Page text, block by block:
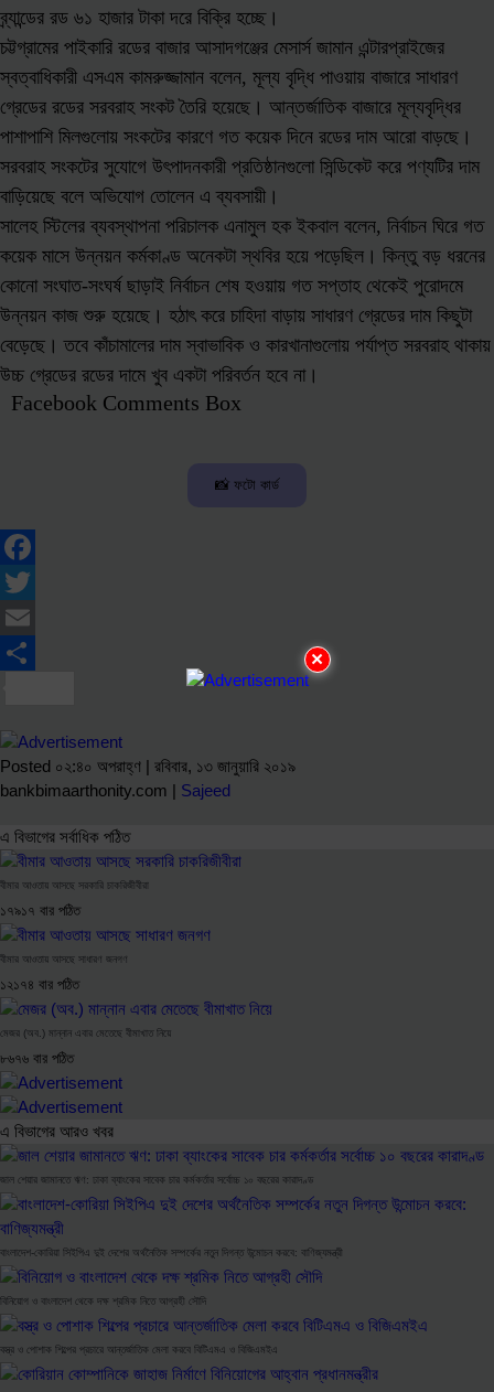
×
ব্র্যান্ডের রড ৬১ হাজার টাকা দরে বিক্রি হচ্ছে।
চট্টগ্রামের পাইকারি রডের বাজার আসাদগঞ্জের মেসার্স জামান এন্টারপ্রাইজের
স্বত্বাধিকারী এসএম কামরুজ্জামান বলেন, মূল্য বৃদ্ধি পাওয়ায় বাজারে সাধারণ
গ্রেডের রডের সরবরাহ সংকট তৈরি হয়েছে। আন্তর্জাতিক বাজারে মূল্যবৃদ্ধির
পাশাপাশি মিলগুলোয় সংকটের কারণে গত কয়েক দিনে রডের দাম আরো বাড়ছে।
সরবরাহ সংকটের সুযোগে উৎপাদনকারী প্রতিষ্ঠানগুলো সিন্ডিকেট করে পণ্যটির দাম
বাড়িয়েছে বলে অভিযোগ তোলেন এ ব্যবসায়ী।
সালেহ স্টিলের ব্যবস্থাপনা পরিচালক এনামুল হক ইকবাল বলেন, নির্বাচন ঘিরে গত
কয়েক মাসে উন্নয়ন কর্মকাণ্ড অনেকটা স্থবির হয়ে পড়েছিল। কিন্তু বড় ধরনের
কোনো সংঘাত-সংঘর্ষ ছাড়াই নির্বাচন শেষ হওয়ায় গত সপ্তাহ থেকেই পুরোদমে
উন্নয়ন কাজ শুরু হয়েছে। হঠাৎ করে চাহিদা বাড়ায় সাধারণ গ্রেডের দাম কিছুটা
বেড়েছে। তবে কাঁচামালের দাম স্বাভাবিক ও কারখানাগুলোয় পর্যাপ্ত সরবরাহ থাকায়
উচ্চ গ্রেডের রডের দামে খুব একটা পরিবর্তন হবে না।
Facebook Comments Box
📸 ফটো কার্ড
Facebook
Twitter
Email
Posted ০২:৪০ অপরাহ্ণ | রবিবার, ১৩ জানুয়ারি ২০১৯
bankbimaarthonity.com | Sajeed
এ বিভাগের সর্বাধিক পঠিত
বীমার আওতায় আসছে সরকারি চাকরিজীবীরা
১৭৯১৭ বার পঠিত
বীমার আওতায় আসছে সাধারণ জনগণ
১২১৭৪ বার পঠিত
মেজর (অব.) মান্নান এবার মেতেছে বীমাখাত নিয়ে
৮৬৭৬ বার পঠিত
এ বিভাগের আরও খবর
জাল শেয়ার জামানতে ঋণ: ঢাকা ব্যাংকের সাবেক চার কর্মকর্তার সর্বোচ্চ ১০ বছরের কারাদণ্ড
বাংলাদেশ-কোরিয়া সিইপিএ দুই দেশের অর্থনৈতিক সম্পর্কের নতুন দিগন্ত উন্মোচন করবে: বাণিজ্যমন্ত্রী
বিনিয়োগ ও বাংলাদেশ থেকে দক্ষ শ্রমিক নিতে আগ্রহী সৌদি
বস্ত্র ও পোশাক শিল্পের প্রচারে আন্তর্জাতিক মেলা করবে বিটিএমএ ও বিজিএমইএ